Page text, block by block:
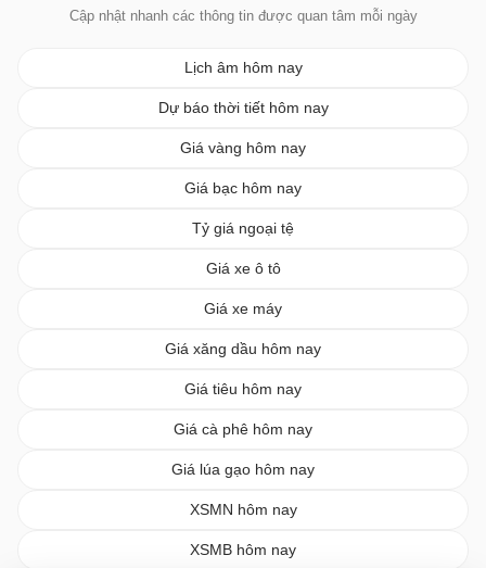
Cập nhật nhanh các thông tin được quan tâm mỗi ngày
Lịch âm hôm nay
Dự báo thời tiết hôm nay
Giá vàng hôm nay
Giá bạc hôm nay
Tỷ giá ngoại tệ
Giá xe ô tô
Giá xe máy
Giá xăng dầu hôm nay
Giá tiêu hôm nay
Giá cà phê hôm nay
Giá lúa gạo hôm nay
XSMN hôm nay
XSMB hôm nay